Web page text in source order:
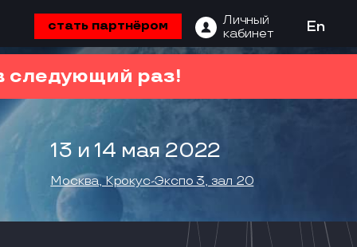
стать партнёром
Личный
кабинет
En
следующий раз!
13 и 14 мая 2022
Москва, Крокус-Экспо 3, зал 20